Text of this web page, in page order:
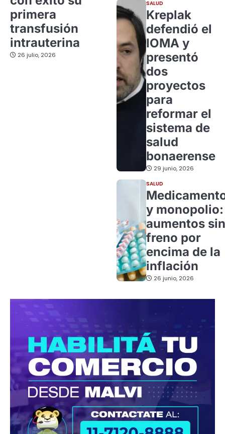
primera
transfusión
intrauterina
26 julio, 2026
SALUD
Kreplak
defendió el
IOMA y
presentó
dos
proyectos
para
reformar el
sistema de
salud
bonaerense
29 junio, 2026
SALUD
y monopolio:
aumentos sin
freno por
encima de la
inflación
26 junio, 2026